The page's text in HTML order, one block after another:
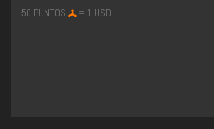
50 PUNTOS
= 1 USD